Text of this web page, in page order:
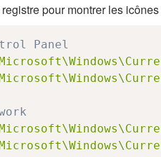
pour montrer les
Panel